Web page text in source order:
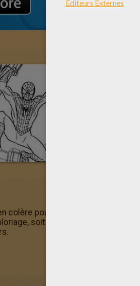
colère pour aller jusqu'à arracher
soit en utilisant la